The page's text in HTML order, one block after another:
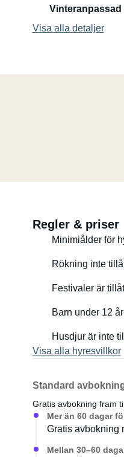
Vinteranpassad
Visa alla detaljer
Regler & priser
Minimiålder för
Rökning inte
Festivaler är
Barn under 12
Husdjur är inte
Visa alla hyresvillkor
Standard
Gratis avbokning fram
Mer än 60 dagar
Gratis avbokning
Mellan 30–60